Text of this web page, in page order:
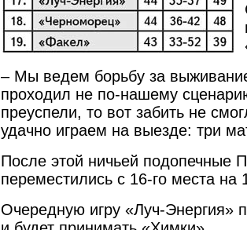
– Мы ведем борьбу за
проходил не по-нашему
преуспели, то вот забить не
удачно играем на выезде: три
После этой ничьей подопечные
переместились с 16-го места на
Очередную игру «Луч-Энергия»